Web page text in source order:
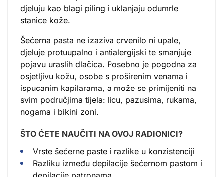
djeluju kao blagi piling i uklanjaju odumrle
stanice kože.
Šećerna pasta ne izaziva crvenilo ni upale,
djeluje protuupalno i antialergijski te smanjuje
pojavu uraslih dlačica. Posebno je pogodna za
osjetljivu kožu, osobe s proširenim venama i
ispucanim kapilarama, a može se primijeniti na
svim područjima tijela: licu, pazusima, rukama,
nogama i bikini zoni.
ŠTO ĆETE NAUČITI NA OVOJ RADIONICI?
Vrste šećerne paste i razlike u konzistenciji
Razliku između depilacije šećernom pastom i